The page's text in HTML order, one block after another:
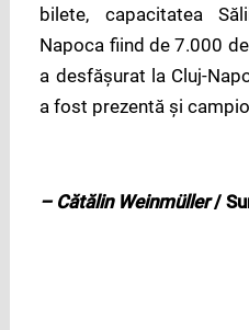
bilete, capacitatea
Napoca fiind de 7.000
a desfăşurat la Cluj-
a fost prezentă şi
– Cătălin Weinmüller/